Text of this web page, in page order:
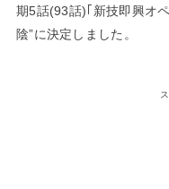
期5話(93話)｢新技即興オ
陰”に決定しました。